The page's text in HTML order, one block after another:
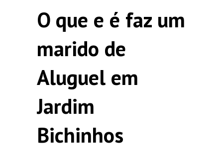
O que e é faz um
marido de
Aluguel em
Jardim
Bichinhos